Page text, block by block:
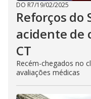
DO R7/19/02/2025
Reforços do
acidente de
CT
Recém-chegados no
avaliações médicas